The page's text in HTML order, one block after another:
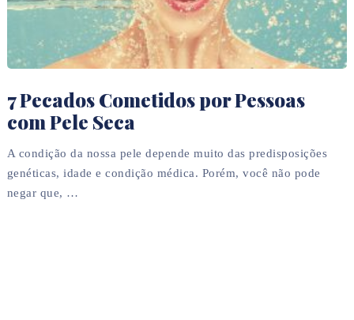
7 Pecados Cometidos por Pessoas
com Pele Seca
A condição da nossa pele depende muito das predisposições
genéticas, idade e condição médica. Porém, você não pode
negar que, …